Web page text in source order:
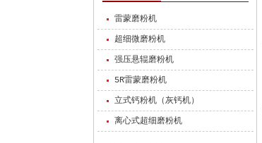
雷蒙磨粉机
超细微磨粉机
强压悬辊磨粉机
5R雷蒙磨粉机
立式钙粉机（灰钙机）
离心式超细磨粉机